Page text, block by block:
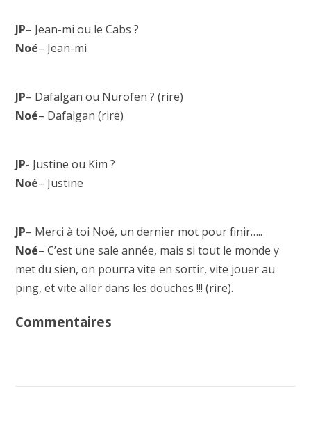
JP– Jean-mi ou le Cabs ?
Noé– Jean-mi
JP– Dafalgan ou Nurofen ? (rire)
Noé– Dafalgan (rire)
JP- Justine ou Kim ?
Noé– Justine
JP– Merci à toi Noé, un dernier mot pour finir…..
Noé– C’est une sale année, mais si tout le monde y
met du sien, on pourra vite en sortir, vite jouer au
ping, et vite aller dans les douches !!! (rire).
Commentaires